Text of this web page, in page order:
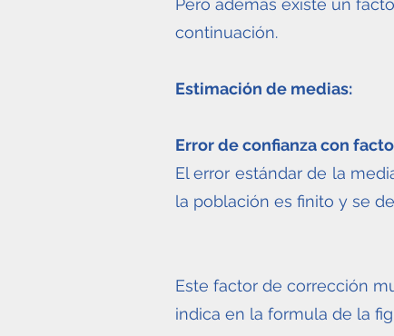
Pero además existe un
continuación.
Estimación de medias:
Error de confianza con
El error estándar de la
la población es finito y se
Este factor de corrección
indica en la formula de la